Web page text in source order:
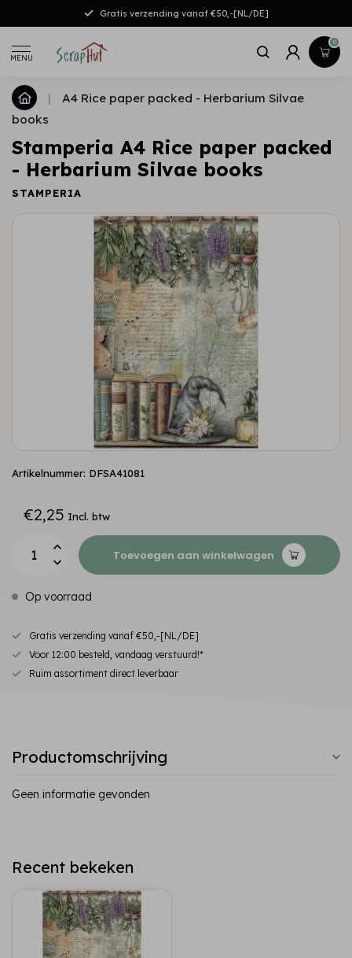
Gratis verzending vanaf €50,-[NL/DE]
MENU
0
|
A4 Rice paper packed - Herbarium Silvae
books
Stamperia A4 Rice paper packed
- Herbarium Silvae books
STAMPERIA
Artikelnummer: DFSA41081
€2,25 Incl. btw
Toevoegen aan winkelwagen
Op voorraad
Gratis verzending vanaf €50,-[NL/DE]
Voor 12:00 besteld, vandaag verstuurd!*
Ruim assortiment direct leverbaar
Productomschrijving
Geen informatie gevonden
Recent bekeken